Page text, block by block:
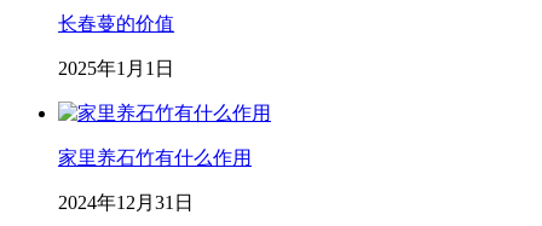
长春蔓的价值
2025年1月1日
家里养石竹有什么作用
2024年12月31日